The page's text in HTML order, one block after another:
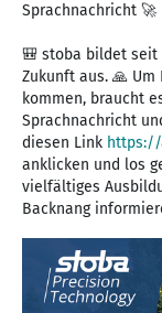
Sprachnachricht 🚀
🎒 stoba bildet seit
Zukunft aus. 🙏
kommen, braucht
Sprachnachricht
diesen Link
anklicken und los
vielfältiges
Backnang